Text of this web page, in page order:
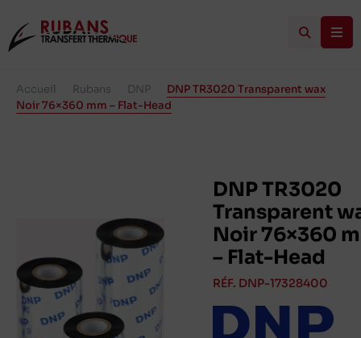
Accueil Rubans DNP
DNP TR3020 Transparent wax
Noir 76×360 mm – Flat-Head
DNP TR3020
Transparent
Noir 76×360
– Flat-Head
RÉF. DNP-17328400